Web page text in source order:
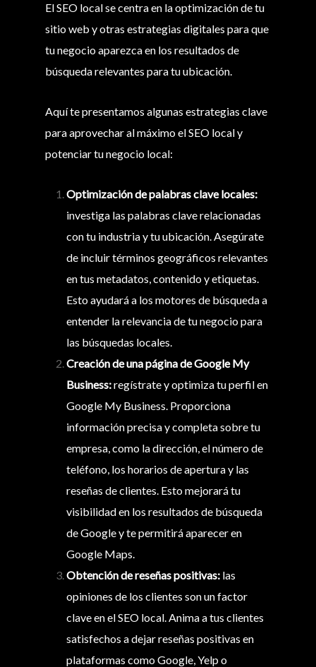
El SEO local se centra en la optimización de tu
sitio web y otras estrategias digitales para que
tu negocio aparezca en los resultados de
búsqueda relevantes para tu ubicación.
Aquí te presentamos algunas estrategias clave
para aprovechar al máximo el SEO local y
potenciar tu negocio local:
Optimización de palabras clave locales:
investiga las palabras clave relacionadas
con tu industria y tu ubicación. Asegúrate
de incluir términos geográficos relevantes
en tus metadatos, contenido y etiquetas.
Esto ayudará a los motores de búsqueda a
entender la relevancia de tu negocio para
las búsquedas locales.
Creación de una página de Google My
Business:regístrate y optimiza tu perfil en
Google My Business. Proporciona
información precisa y completa sobre tu
empresa, como la dirección, el número de
teléfono, los horarios de apertura y las
reseñas de clientes. Esto mejorará tu
visibilidad en los resultados de búsqueda
de Google y te permitirá aparecer en
Google Maps.
Obtención de reseñas positivas: las
opiniones de los clientes son un factor
clave en el SEO local. Anima a tus clientes
satisfechos a dejar reseñas positivas en
plataformas como Google, Yelp o